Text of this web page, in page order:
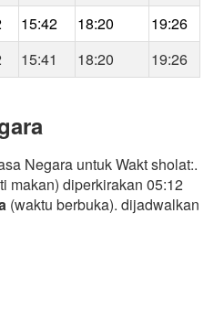
15:42 18:20
19:26
15:41 18:20 19:26
Negara untuk Wakt sholat:.
makan) diperkirakan 05:12
(waktu berbuka). dijadwalkan